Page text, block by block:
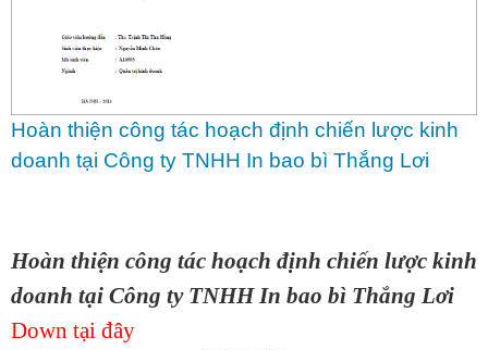
Hoàn thiện công tác hoạch định chiến lược kinh
doanh tại Công ty TNHH In bao bì Thắng Lơi
Hoàn thiện công tác hoạch định chiến lược kinh
doanh tại Công ty TNHH In bao bì Thắng Lơi
Down tại đây